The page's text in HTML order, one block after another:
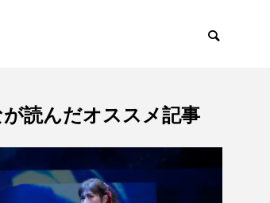
読んだオススメ記事